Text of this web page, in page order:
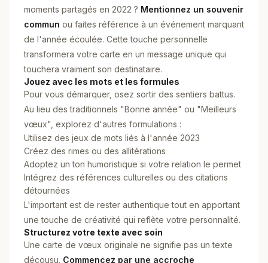
moments partagés en 2022 ? Mentionnez un souvenir
commun ou faites référence à un événement marquant
de l'année écoulée. Cette touche personnelle
transformera votre carte en un message unique qui
touchera vraiment son destinataire.
Jouez avec les mots et les formules
Pour vous démarquer, osez sortir des sentiers battus.
Au lieu des traditionnels "Bonne année" ou "Meilleurs
vœux", explorez d'autres formulations :
Utilisez des jeux de mots liés à l'année 2023
Créez des rimes ou des allitérations
Adoptez un ton humoristique si votre relation le permet
Intégrez des références culturelles ou des citations
détournées
L'important est de rester authentique tout en apportant
une touche de créativité qui reflète votre personnalité.
Structurez votre texte avec soin
Une carte de vœux originale ne signifie pas un texte
décousu. Commencez par une accroche